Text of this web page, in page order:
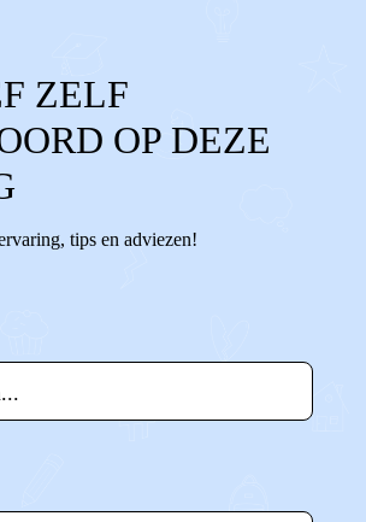
ZELF
OP DEZE
tips en adviezen!